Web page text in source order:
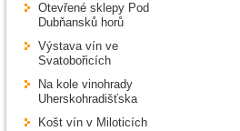
Otevřené sklepy Pod
Dubňansků horů
Výstava vín ve
Svatobořicích
Na kole vinohrady
Uherskohradišťska
Košt vín v Miloticích